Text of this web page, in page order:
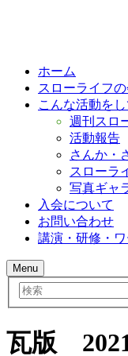
ホーム
スローライフ
こんな活動を
週刊スロ
活動報告
さんか・
スローラ
写真ギャ
入会について
お問い合わせ
講演・研修・
Menu
検
索
瓦版